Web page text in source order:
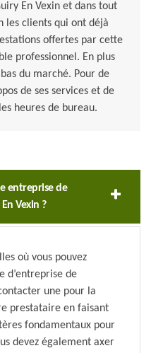
En Vexin et dans tout
les clients qui ont déjà
offertes par cette
professionnel. En plus
du marché. Pour de
de ses services et de
heures de bureau.
entreprise de
Vexin ?
où vous pouvez
d’entreprise de
une pour la
prestataire en faisant
fondamentaux pour
devez également axer